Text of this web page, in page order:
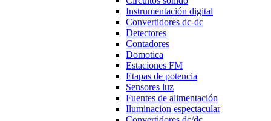
Instrumentación digital
Convertidores dc-dc
Detectores
Contadores
Domotica
Estaciones FM
Etapas de potencia
Sensores luz
Fuentes de alimentación
Iluminacion espectacular